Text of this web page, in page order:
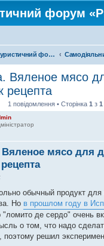
форум
Туристичний форум «Рюкзак»
Вяленое мясо
рецепта
1 повідомлення • Сторінка 1 з 1
мясо для
обычный продукт
Но в прошлом году в
де сердо" очень
о том, что надо
поэтому решил